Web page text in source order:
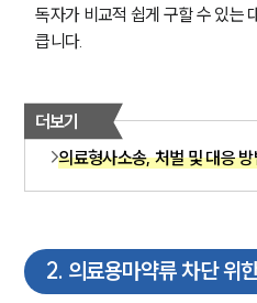
독자가 비교적 쉽게 구할 수 있는
큽니다.
더보기
의료형사소송, 처벌 및 대응 방
2. 의료용마약류 차단 위